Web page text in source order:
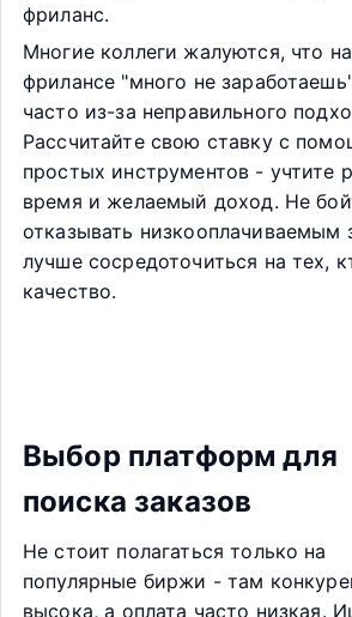
фриланс.
Многие коллеги жалуются, что на
фрилансе "много не
часто из-за неправильного
Рассчитайте свою ставку с
простых инструментов - учтите
время и желаемый доход. Не
отказывать низкооплачиваемым
лучше сосредоточиться на тех,
качество.
Выбор платформ для
поиска заказов
Не стоит полагаться только на
популярные биржи - там
высока, а оплата часто низкая.